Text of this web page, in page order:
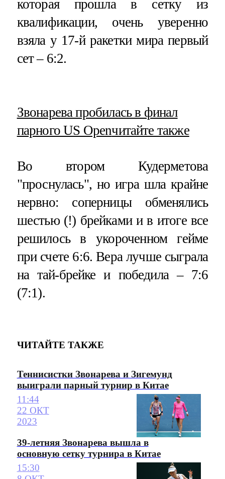
которая прошла в сетку из
квалификации, очень уверенно
взяла у 17-й ракетки мира первый
сет – 6:2.
​Звонарева пробилась в финал
парного US Openчитайте также
Во втором Кудерметова
"проснулась", но игра шла крайне
нервно: соперницы обменялись
шестью (!) брейками и в итоге все
решилось в укороченном гейме
при счете 6:6. Вера лучше сыграла
на тай-брейке и победила – 7:6
(7:1).
ЧИТАЙТЕ ТАКЖЕ
Теннисистки Звонарева и Зигемунд
выиграли парный турнир в Китае
11:44
22 ОКТ
2023
39-летняя Звонарева вышла в
основную сетку турнира в Китае
15:30